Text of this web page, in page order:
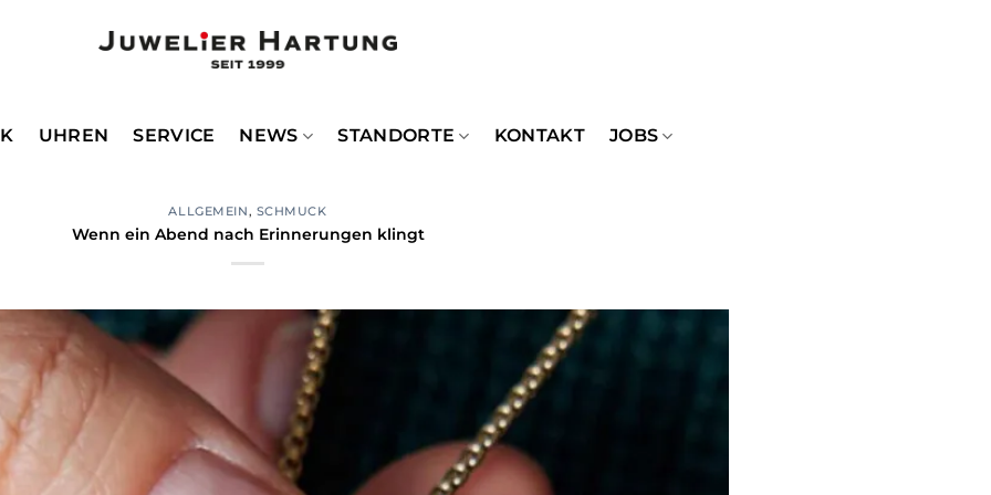
UHREN SERVICE NEWS STANDORTE KONTAKT JOBS
ALLGEMEIN, SCHMUCK
Wenn ein Abend nach Erinnerungen klingt